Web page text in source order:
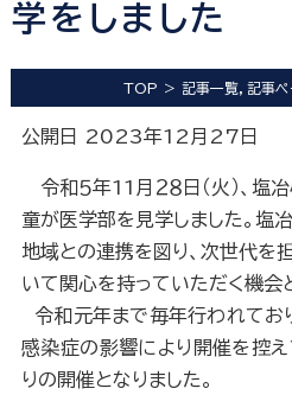
学をしました
TOP 記事一覧，記事ペ
公開日 2023年12月27日
令和５年11月２８日（火）、塩
童が医学部を見学しました。塩
地域との連携を図り、次世代を
いて関心を持っていただく機会
令和元年まで毎年行われてお
感染症の影響により開催を控
りの開催となりました。